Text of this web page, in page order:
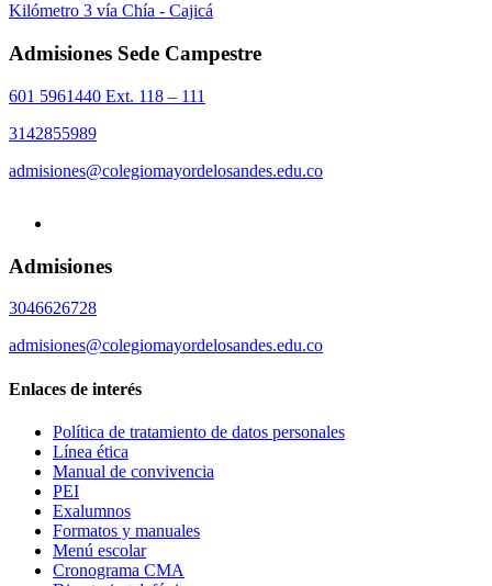
Kilómetro 3 vía Chía - Cajicá
Admisiones Sede Campestre
601 5961440 Ext. 118 – 111
3142855989
admisiones@colegiomayordelosandes.edu.co
Admisiones
3046626728
admisiones@colegiomayordelosandes.edu.co
Enlaces de interés
Política de tratamiento de datos personales
Línea ética
Manual de convivencia
PEI
Exalumnos
Formatos y manuales
Menú escolar
Cronograma CMA